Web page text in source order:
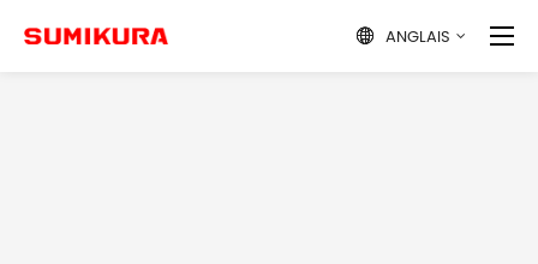
 ANGLAIS